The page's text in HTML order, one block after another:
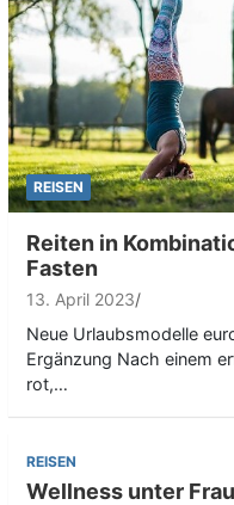
REISEN
Reiten in
Fasten
13. April 2023
Neue Urlaubsmodelle
Ergänzung Nach einem
rot,…
REISEN
Wellness unter